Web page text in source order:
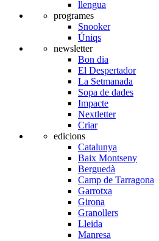
llengua
programes
Snooker
Úniqs
newsletter
Bon dia
El Despertador
La Setmanada
Sopa de dades
Impacte
Nextletter
Criar
edicions
Catalunya
Baix Montseny
Berguedà
Camp de Tarragona
Garrotxa
Girona
Granollers
Lleida
Manresa